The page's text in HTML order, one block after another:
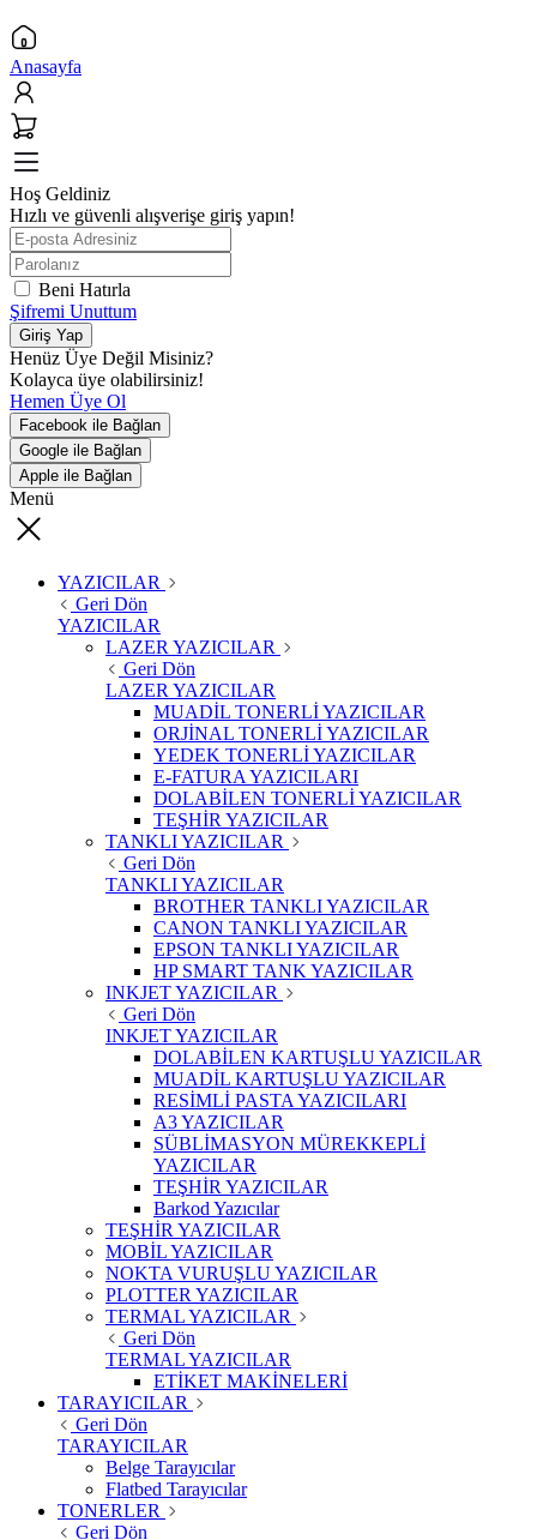
Anasayfa
Hoş Geldiniz
Hızlı ve güvenli alışverişe giriş yapın!
Beni Hatırla
Şifremi Unuttum
Giriş Yap
Henüz Üye Değil Misiniz?
Kolayca üye olabilirsiniz!
Hemen Üye Ol
Facebook ile Bağlan
Google ile Bağlan
Apple ile Bağlan
Menü
YAZICILAR
Geri Dön
YAZICILAR
LAZER YAZICILAR
Geri Dön
LAZER YAZICILAR
MUADİL TONERLİ YAZICILAR
ORJİNAL TONERLİ YAZICILAR
YEDEK TONERLİ YAZICILAR
E-FATURA YAZICILARI
DOLABİLEN TONERLİ YAZICILAR
TEŞHİR YAZICILAR
TANKLI YAZICILAR
Geri Dön
TANKLI YAZICILAR
BROTHER TANKLI YAZICILAR
CANON TANKLI YAZICILAR
EPSON TANKLI YAZICILAR
HP SMART TANK YAZICILAR
INKJET YAZICILAR
Geri Dön
INKJET YAZICILAR
DOLABİLEN KARTUŞLU YAZICILAR
MUADİL KARTUŞLU YAZICILAR
RESİMLİ PASTA YAZICILARI
A3 YAZICILAR
SÜBLİMASYON MÜREKKEPLİ
YAZICILAR
TEŞHİR YAZICILAR
Barkod Yazıcılar
TEŞHİR YAZICILAR
MOBİL YAZICILAR
NOKTA VURUŞLU YAZICILAR
PLOTTER YAZICILAR
TERMAL YAZICILAR
Geri Dön
TERMAL YAZICILAR
ETİKET MAKİNELERİ
TARAYICILAR
Geri Dön
TARAYICILAR
Belge Tarayıcılar
Flatbed Tarayıcılar
TONERLER
Geri Dön